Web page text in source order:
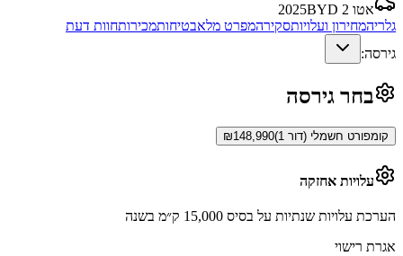
BYD אטו 2
2025
גלריהמחירון ועלויותסקירהמפרט מלאבטיחותמכירותחוות דעת
גירסה:
בחר גירסה
קומפורט חשמלי (דור 1) ₪148,990
עלויות אחזקה
הערכת עלויות שנתיות על בסיס 15,000 ק״מ בשנה
אגרת רישוי